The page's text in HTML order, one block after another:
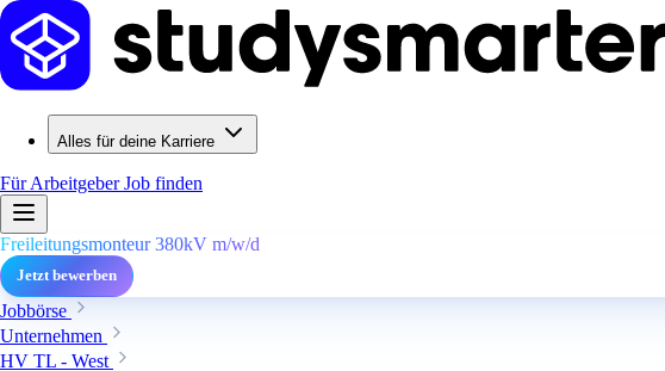
Alles für deine Karriere
Für ArbeitgeberJob finden
Freileitungsmonteur 380kV m/w/d
Jetzt bewerben
Jobbörse
Unternehmen
HV TL - West